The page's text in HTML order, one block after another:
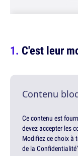
C'est leur
Contenu
Ce contenu est
devez accepter les
Modifiez ce choix à
de la